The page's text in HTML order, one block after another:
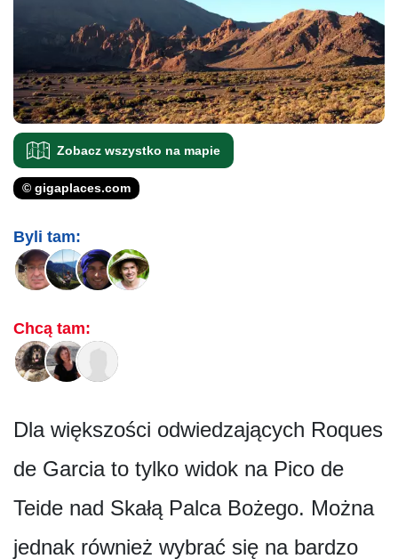
Zobacz wszystko na mapie
© gigaplaces.com
Byli tam:
Chcą tam:
Dla większości odwiedzających Roques
de Garcia to tylko widok na Pico de
Teide nad Skałą Palca Bożego. Można
jednak również wybrać się na bardzo